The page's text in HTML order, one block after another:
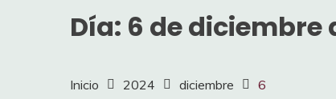
Día: 6 de diciembre
Inicio 2024 diciembre 6